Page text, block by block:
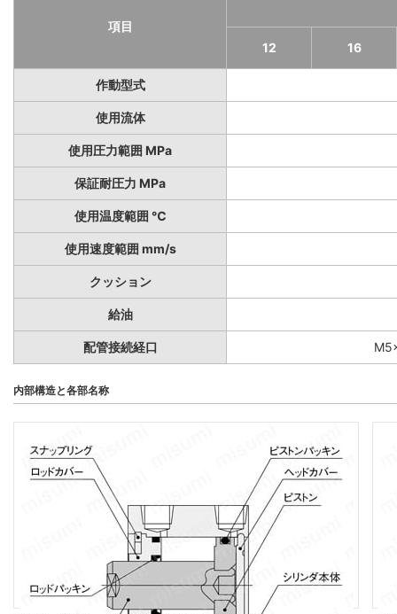
項目
12
16
作動型式
使用流体
使用圧力範囲 MPa
保証耐圧力 MPa
使用温度範囲 ℃
使用速度範囲 mm/s
クッション
給油
配管接続経口
内部構造と各部名称